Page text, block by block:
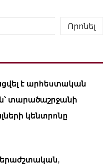
Որոնել
է արհեստական
տարածաշրջանի
կենտրոնը